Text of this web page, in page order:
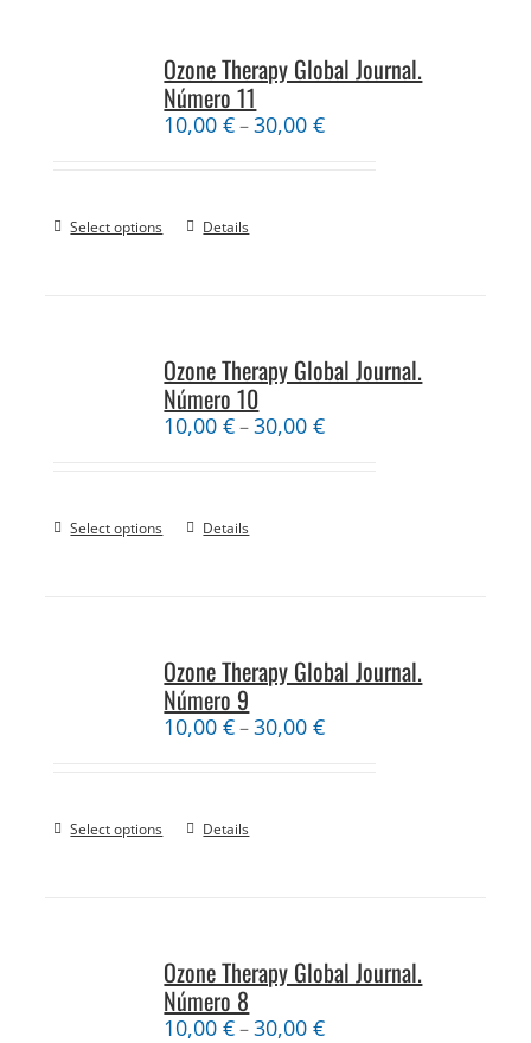
Ozone Therapy Global Journal.
Número 11
10,00€–30,00€
Select options Details
Ozone Therapy Global Journal.
Número 10
10,00€–30,00€
Select options Details
Ozone Therapy Global Journal.
Número 9
10,00€–30,00€
Select options Details
Ozone Therapy Global Journal.
Número 8
10,00€–30,00€